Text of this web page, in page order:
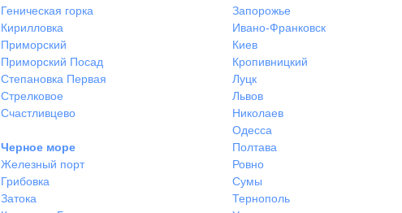
Геническая горка
Кирилловка
Приморский
Приморский Посад
Степановка Первая
Стрелковое
Счастливцево
Черное море
Железный порт
Грибовка
Затока
Запорожье
Ивано-Франковск
Киев
Кропивницкий
Луцк
Львов
Николаев
Одесса
Полтава
Ровно
Сумы
Тернополь